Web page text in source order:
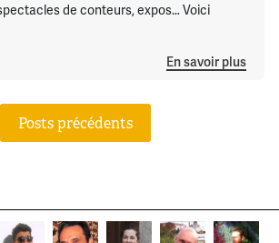
de conteurs, expos… Voici
En savoir plus
Posts précédents